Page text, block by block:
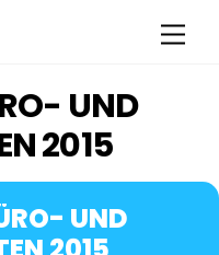
UND
2015
UND